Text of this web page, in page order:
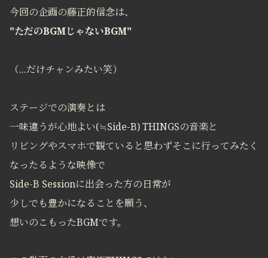
今回の企画の藤正的信念は、
"ただのBGMじゃないBGM"
（...だけチャンみたい笑）
ステージでの演奏とは
一味違うが心地よい(≒Side-B) THINGSの音楽と
リビングやスマホで観ていると思わずそこに行ってみたく
なったるような映像で
Side-B Sessionに出会った方の日常が
少しでも豊かになることを願う、
想いのこもったBGMです。